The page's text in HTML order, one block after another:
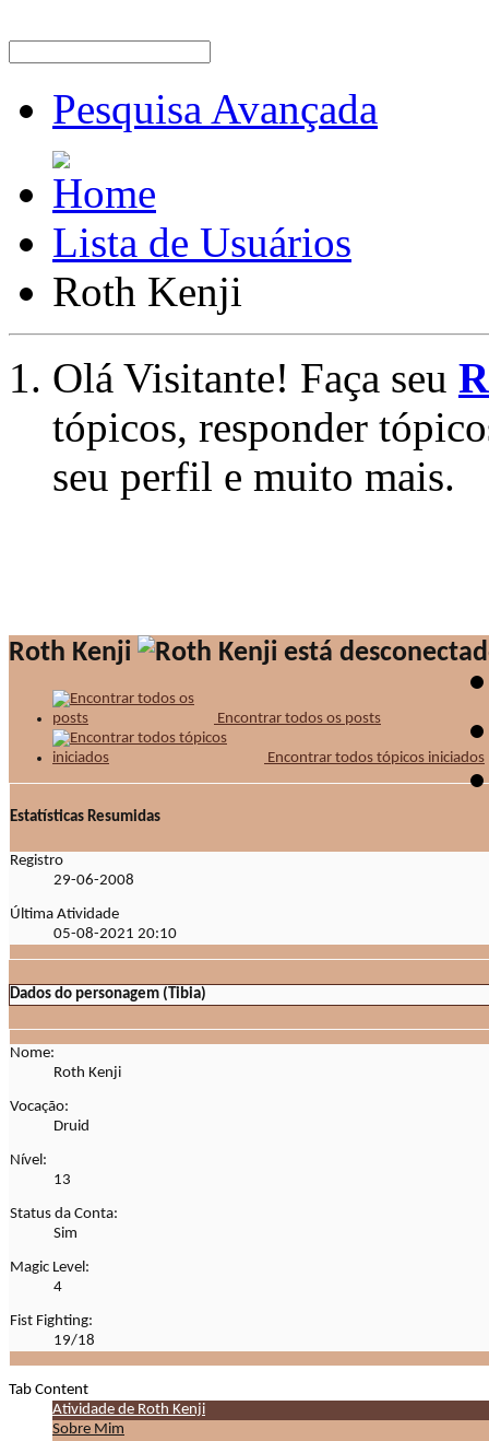
Pesquisa Avançada
Lista de Usuários
Roth Kenji
Olá Visitante! Faça seu
tópicos, responder
seu perfil e muito mais.
Roth Kenji
Encontrar todos os posts
Encontrar todos tópicos iniciados
Estatísticas Resumidas
Registro
29-06-2008
Última Atividade
05-08-2021 20:10
Dados do personagem (Tibia)
Nome:
Roth Kenji
Vocação:
Druid
Nível:
13
Status da Conta:
Sim
Magic Level:
4
Fist Fighting:
19/18
Tab Content
Atividade de Roth Kenji
Sobre Mim